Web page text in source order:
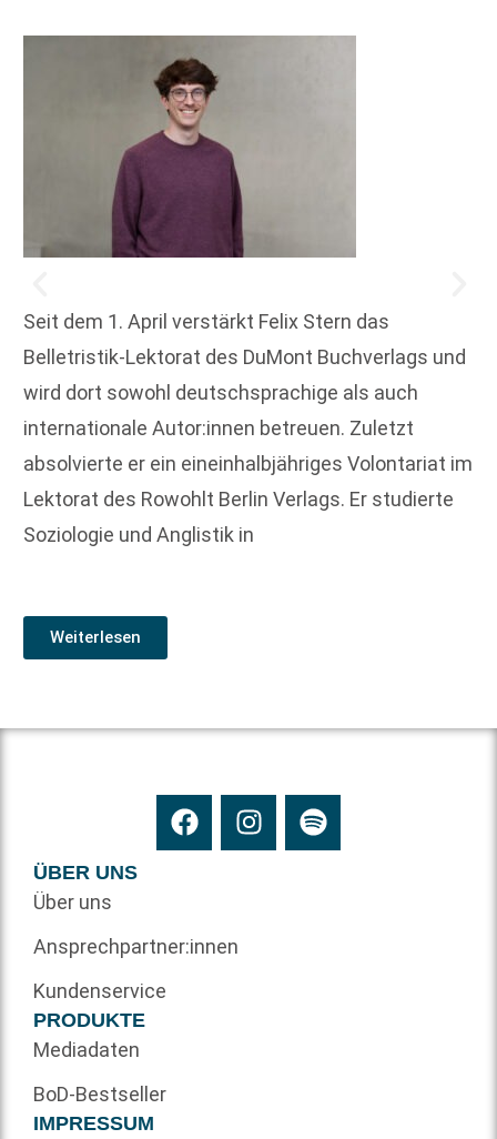
Seit dem 1. April verstärkt Felix Stern das
Belletristik-Lektorat des DuMont Buchverlags und
wird dort sowohl deutschsprachige als auch
internationale Autor:innen betreuen. Zuletzt
absolvierte er ein eineinhalbjähriges Volontariat im
Lektorat des Rowohlt Berlin Verlags. Er studierte
Soziologie und Anglistik in
Weiterlesen
ÜBER UNS
Über uns
Ansprechpartner:innen
Kundenservice
PRODUKTE
Mediadaten
BoD-Bestseller
IMPRESSUM